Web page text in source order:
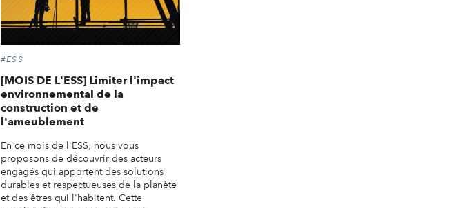
#ESS
[MOIS DE L'ESS] Limiter l'impact
environnemental de la
construction et de
l'ameublement
En ce mois de l'ESS, nous vous
proposons de découvrir des acteurs
engagés qui apportent des solutions
durables et respectueuses de la planète
et des êtres qui l'habitent. Cette